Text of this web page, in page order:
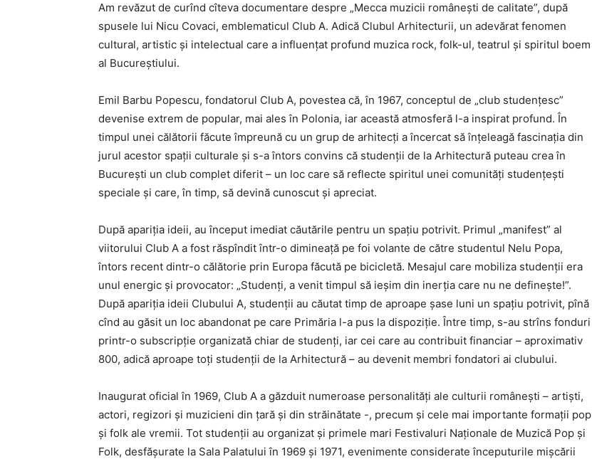
Am revăzut de curînd cîteva documentare despre „Mecca muzicii românești de calitate”, după
spusele lui Nicu Covaci, emblematicul Club A. Adică Clubul Arhitecturii, un adevărat fenomen
cultural, artistic și intelectual care a influențat profund muzica rock, folk-ul, teatrul și spiritul boem
al Bucureștiului.
Emil Barbu Popescu, fondatorul Club A, povestea că, în 1967, conceptul de „club studențesc”
devenise extrem de popular, mai ales în Polonia, iar această atmosferă l-a inspirat profund. În
timpul unei călătorii făcute împreună cu un grup de arhitecți a încercat să înțeleagă fascinația din
jurul acestor spații culturale și s-a întors convins că studenții de la Arhitectură puteau crea în
București un club complet diferit – un loc care să reflecte spiritul unei comunități studențești
speciale și care, în timp, să devină cunoscut și apreciat.
După apariția ideii, au început imediat căutările pentru un spațiu potrivit. Primul „manifest” al
viitorului Club A a fost răspîndit într-o dimineață pe foi volante de către studentul Nelu Popa,
întors recent dintr-o călătorie prin Europa făcută pe bicicletă. Mesajul care mobiliza studenții era
unul energic și provocator: „Studenți, a venit timpul să ieșim din inerția care nu ne definește!”.
După apariția ideii Clubului A, studenții au căutat timp de aproape șase luni un spațiu potrivit, pînă
cînd au găsit un loc abandonat pe care Primăria l-a pus la dispoziție. Între timp, s-au strîns fonduri
printr-o subscripție organizată chiar de studenți, iar cei care au contribuit financiar – aproximativ
800, adică aproape toți studenții de la Arhitectură – au devenit membri fondatori ai clubului.
Inaugurat oficial în 1969, Club A a găzduit numeroase personalități ale culturii românești – artiști,
actori, regizori și muzicieni din țară și din străinătate -, precum și cele mai importante formații pop
și folk ale vremii. Tot studenții au organizat și primele mari Festivaluri Naționale de Muzică Pop și
Folk, desfășurate la Sala Palatului în 1969 și 1971, evenimente considerate începuturile mișcării